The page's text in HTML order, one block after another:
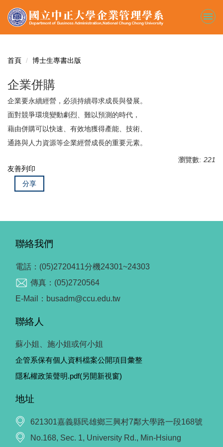
到
容
首頁 博士生專書出版
企業併購
企業要永續經營，必須持續尋求成長與發展。
面對競爭環境變動劇烈、難以預測的時代，
藉由併購可以快速、有效地獲得產能、技術、
通路與人力資源等企業經營成長的重要元素。
瀏覽數: 221
友善列印
分享
聯絡我們
電話：(05)2720411分機24301~24303
傳真：(05)2720564
E-Mail：busadm@ccu.edu.tw
聯絡人
蘇小姐、施小姐或何小姐
企管系保有個人資料檔案公開項目彙整
隱私權政策聲明.pdf(另開新視窗)
地址
621301嘉義縣民雄鄉三興村7鄰大學路一段168號
No.168, Sec. 1, University Rd., Min-Hsiung